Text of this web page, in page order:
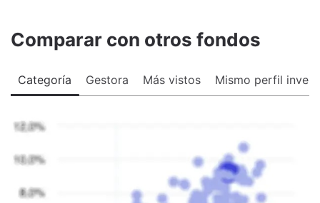
Comparar con otros fondos
Categoría Gestora Más vistos Mismo perfil